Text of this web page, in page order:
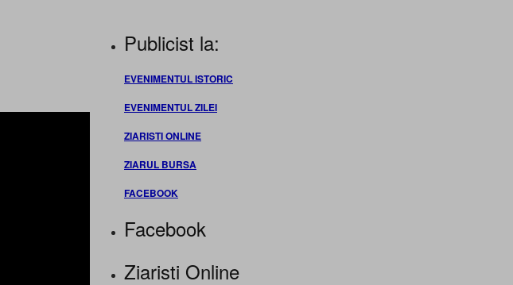
Publicist la:
EVENIMENTUL ISTORIC
EVENIMENTUL ZILEI
ZIARISTI ONLINE
ZIARUL BURSA
FACEBOOK
Facebook
Ziaristi Online